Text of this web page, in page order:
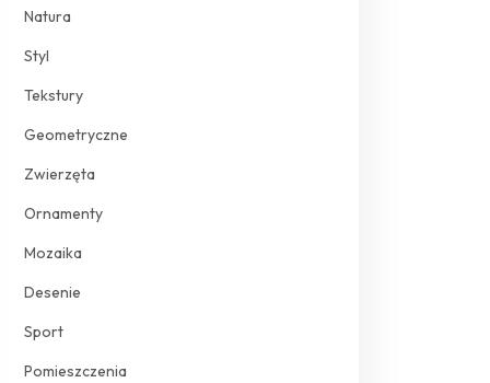
Natura
Styl
Tekstury
Geometryczne
Zwierzęta
Ornamenty
Mozaika
Desenie
Sport
Pomieszczenia